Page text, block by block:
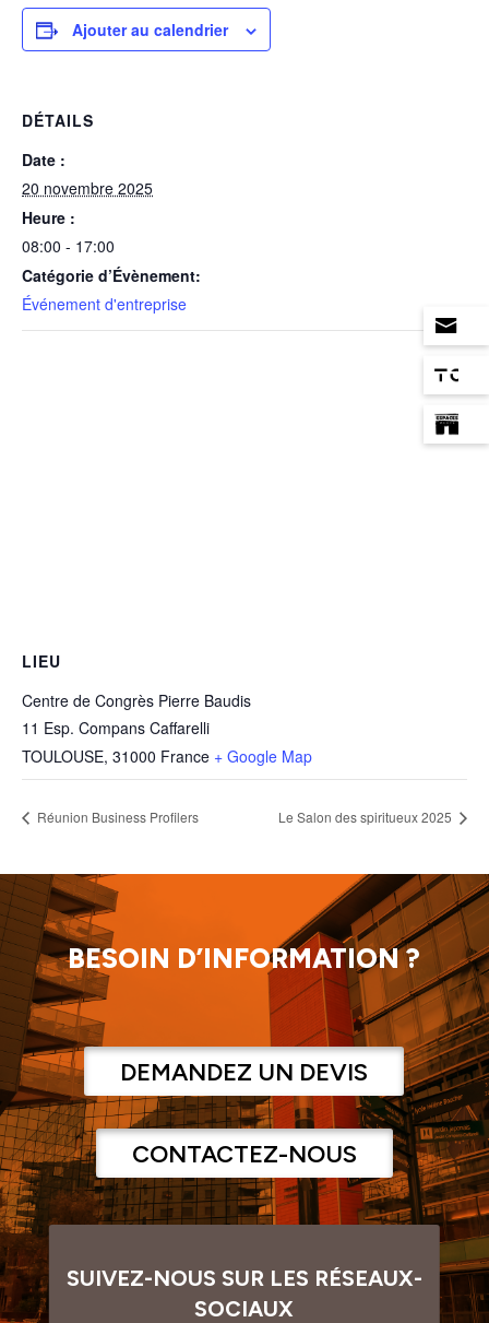
Ajouter au calendrier
DÉTAILS
Date :
20 novembre 2025
Heure :
08:00 - 17:00
Catégorie d’Évènement:
Événement d'entreprise
LIEU
Centre de Congrès Pierre Baudis
11 Esp. Compans Caffarelli
TOULOUSE, 31000 France + Google Map
Réunion Business Profilers Le Salon des spiritueux 2025
BESOIN D’INFORMATION ?
DEMANDEZ UN DEVIS
CONTACTEZ-NOUS
SUIVEZ-NOUS SUR LES RÉSEAUX-
SOCIAUX